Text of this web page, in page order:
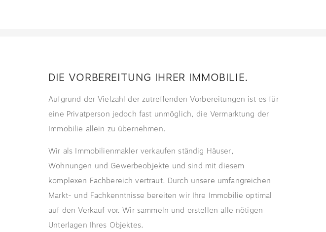
DIE VORBEREITUNG IHRER IMMOBILIE.
Aufgrund der Vielzahl der zutreffenden Vorbereitungen ist es für
eine Privatperson jedoch fast unmöglich, die Vermarktung der
Immobilie allein zu übernehmen.
Wir als Immobilienmakler verkaufen ständig Häuser,
Wohnungen und Gewerbeobjekte und sind mit diesem
komplexen Fachbereich vertraut. Durch unsere umfangreichen
Markt- und Fachkenntnisse bereiten wir Ihre Immobilie optimal
auf den Verkauf vor. Wir sammeln und erstellen alle nötigen
Unterlagen Ihres Objektes.